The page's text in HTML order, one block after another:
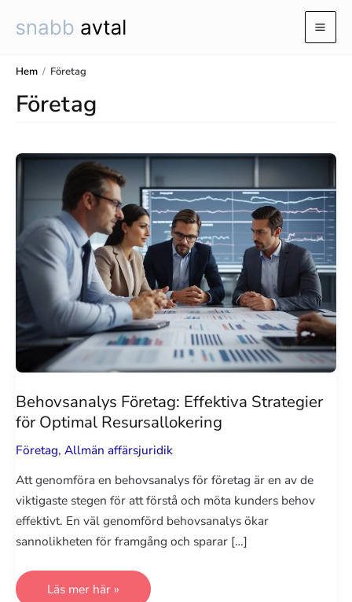
Hem / Företag
Företag
Behovsanalys Företag: Effektiva Strategier
för Optimal Resursallokering
Företag, Allmän affärsjuridik
Att genomföra en behovsanalys för företag är en av de
viktigaste stegen för att förstå och möta kunders behov
effektivt. En väl genomförd behovsanalys ökar
sannolikheten för framgång och sparar […]
Behovsanalys
Läs mer här »